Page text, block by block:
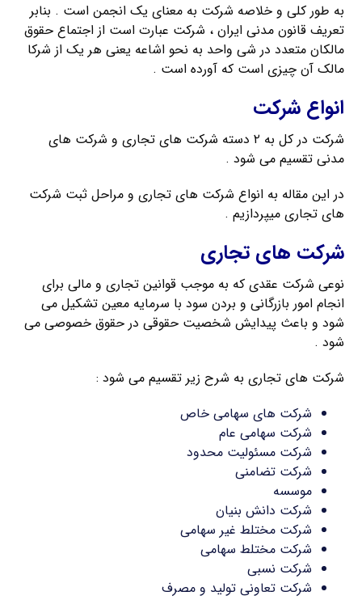
به طور کلی و خلاصه شرکت به معنای یک انجمن است . بنابر
تعریف قانون مدنی ایران ، شرکت عبارت است از اجتماع حقوق
مالکان متعدد در شی واحد به نحو اشاعه یعنی هر یک از شرکا
مالک آن چیزی است که آورده است .
انواع شرکت
شرکت در کل به ۲ دسته شرکت های تجاری و شرکت های
مدنی تقسیم می شود .
در این مقاله به انواع شرکت های تجاری و مراحل ثبت شرکت
های تجاری میپردازیم .
شرکت های تجاری
نوعی شرکت عقدی که به موجب قوانین تجاری و مالی برای
انجام امور بازرگانی و بردن سود با سرمایه معین تشکیل می
شود و باعث پیدایش شخصیت حقوقی در حقوق خصوصی می
شود .
شرکت های تجاری به شرح زیر تقسیم می شود :
شرکت های سهامی خاص
شرکت سهامی عام
شرکت مسئولیت محدود
شرکت تضامنی
موسسه
شرکت دانش بنیان
شرکت مختلط غیر سهامی
شرکت مختلط سهامی
شرکت نسبی
شرکت تعاونی تولید و مصرف